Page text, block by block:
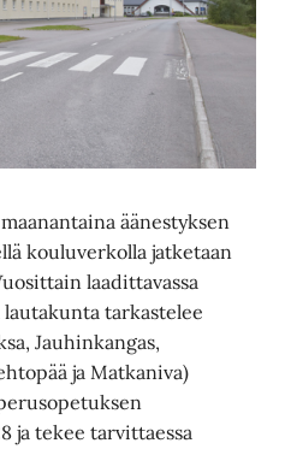
äänestyksen
kouluverkolla jatketaan
laadittavassa
tarkastelee
Jauhinkangas,
ja Matkaniva)
ja tekee tarvittaessa